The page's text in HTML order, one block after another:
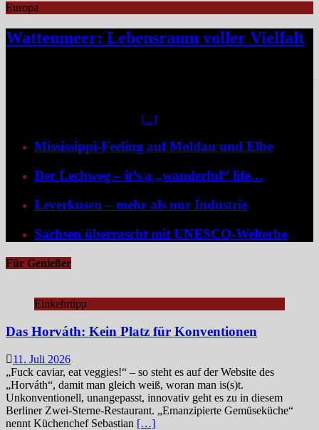
Europa
Wattenmeer: Lebensraum voller Vielfalt
[...]
Mississippi-Feeling auf Moldau und Elbe
Der Lechweg – it’s a „wanderful“ life…
Leverkusen – mehr als nur Industrie
Sachsen überrascht mit UNESCO-Welterbe
Für Genießer
Einkehrtipp
Das Horváth: Kein Platz für Konventionen
11. Juli 2026
„Fuck caviar, eat veggies!“ – so steht es auf der Website des
„Horváth“, damit man gleich weiß, woran man is(s)t.
Unkonventionell, unangepasst, innovativ geht es zu in diesem
Berliner Zwei-Sterne-Restaurant. „Emanzipierte Gemüseküche“
nennt Küchenchef Sebastian […]